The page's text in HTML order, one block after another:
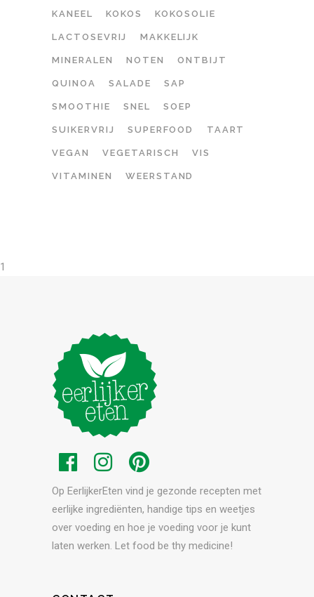
KANEEL KOKOS KOKOSOLIE
LACTOSEVRIJ MAKKELIJK
MINERALEN NOTEN ONTBIJT
QUINOA SALADE SAP
SMOOTHIE SNEL SOEP
SUIKERVRIJ SUPERFOOD TAART
VEGAN VEGETARISCH VIS
VITAMINEN WEERSTAND
1
Op EerlijkerEten vind je gezonde recepten met
eerlijke ingrediënten, handige tips en weetjes
over voeding en hoe je voeding voor je kunt
laten werken. Let food be thy medicine!